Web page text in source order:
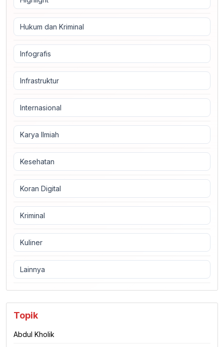
Hukum dan Kriminal
Infografis
Infrastruktur
Internasional
Karya Ilmiah
Kesehatan
Koran Digital
Kriminal
Kuliner
Lainnya
Topik
Abdul Kholik